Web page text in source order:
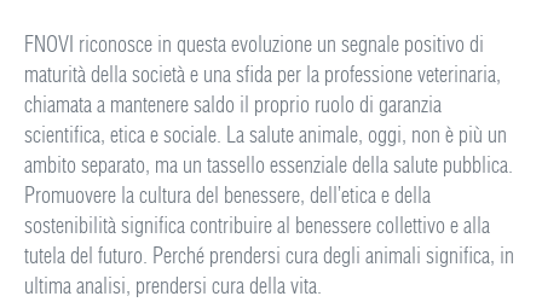
FNOVI riconosce in questa evoluzione un segnale positivo di
maturità della società e una sfida per la professione veterinaria,
chiamata a mantenere saldo il proprio ruolo di garanzia
scientifica, etica e sociale. La salute animale, oggi, non è più un
ambito separato, ma un tassello essenziale della salute pubblica.
Promuovere la cultura del benessere, dell’etica e della
sostenibilità significa contribuire al benessere collettivo e alla
tutela del futuro. Perché prendersi cura degli animali significa, in
ultima analisi, prendersi cura della vita.